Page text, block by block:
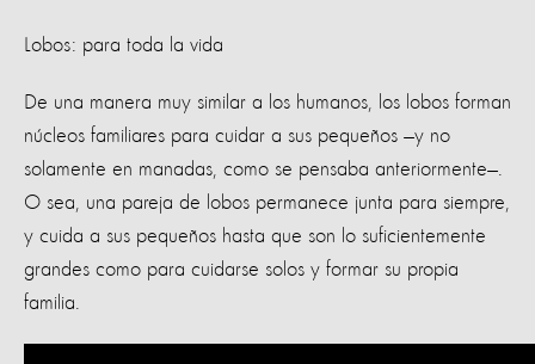
Lobos: para toda la vida
De una manera muy similar a los humanos, los lobos forman
núcleos familiares para cuidar a sus pequeños —y no
solamente en manadas, como se pensaba anteriormente—.
O sea, una pareja de lobos permanece junta para siempre,
y cuida a sus pequeños hasta que son lo suficientemente
grandes como para cuidarse solos y formar su propia
familia.